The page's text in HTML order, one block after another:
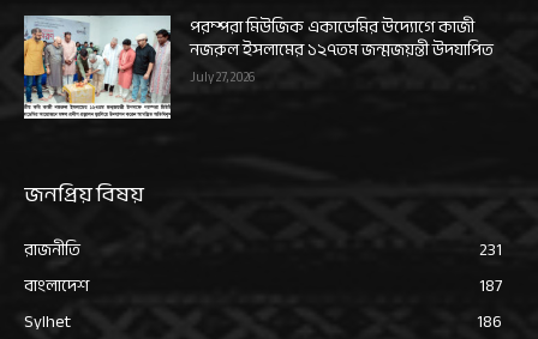
পরম্পরা মিউজিক একাডেমির উদ্যোগে কাজী
নজরুল ইসলামের ১২৭তম জন্মজয়ন্তী উদযাপিত
July 27, 2026
জনপ্রিয় বিষয়
রাজনীতি
231
বাংলাদেশ
187
Sylhet
186